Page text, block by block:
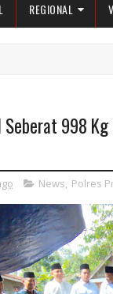
REGIONAL
Seberat 998
News, Polres